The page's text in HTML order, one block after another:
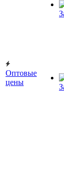
Оптовые
цены